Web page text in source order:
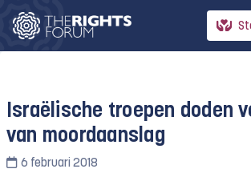
Israëlische troepen doden
van moordaanslag
6 februari 2018